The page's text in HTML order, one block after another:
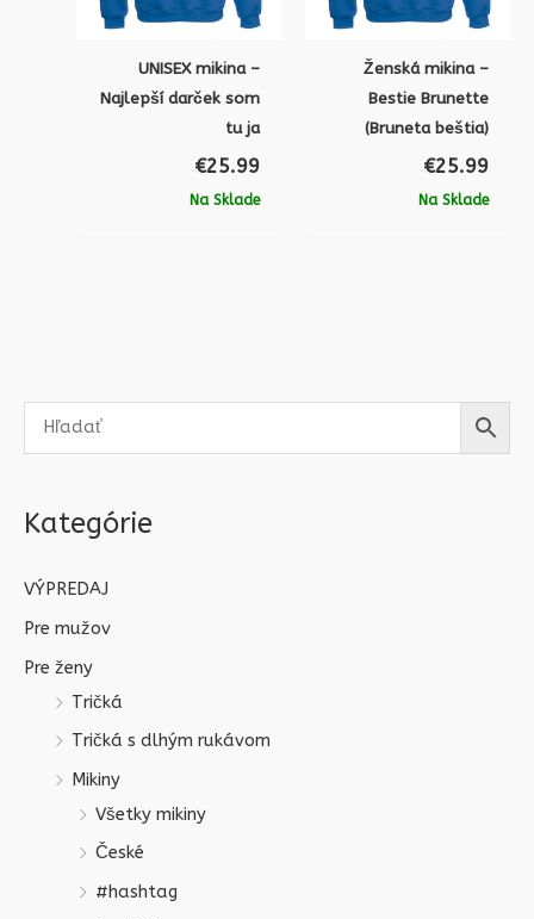
Kategórie
VÝPREDAJ
Pre mužov
Pre ženy
Tričká
Tričká s dlhým rukávom
Mikiny
Všetky mikiny
České
#hashtag
UNISEX mikina –
Najlepší darček som
tu ja
€25.99
Na Sklade
Ženská mikina –
Bestie Brunette
(Bruneta beštia)
€25.99
Na Sklade